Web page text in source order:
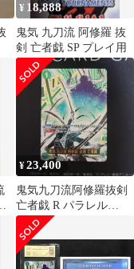
¥ 18,888
鬼気 九刀流 阿修羅 抜
剣 亡者戯 SP プレイ用
¥23,400
鬼気九刀流阿修羅抜剣
亡者戯 R パラレル
OP12-037